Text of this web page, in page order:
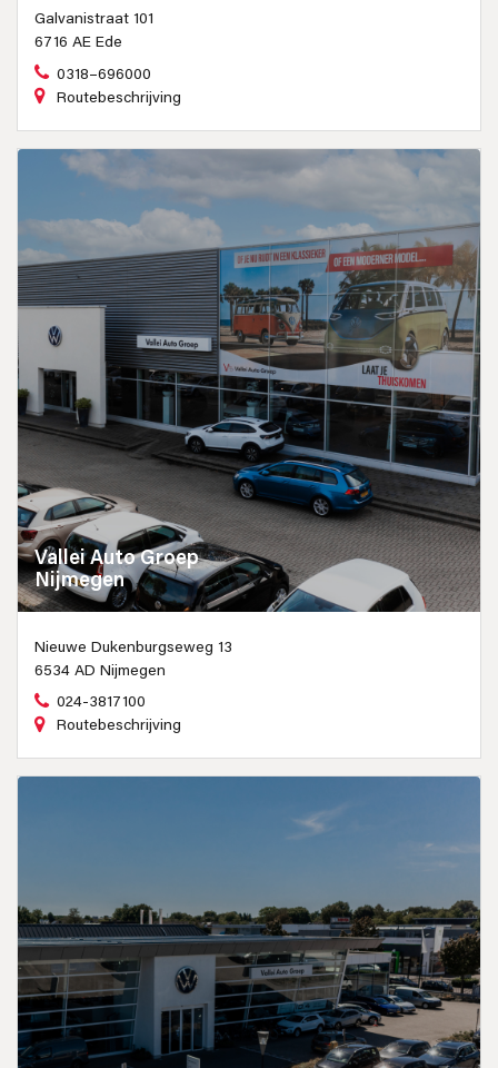
Galvanistraat 101
6716 AE Ede
0318–696000
Routebeschrijving
Vallei Auto Groep
Nijmegen
Nieuwe Dukenburgseweg 13
6534 AD Nijmegen
024-3817100
Routebeschrijving